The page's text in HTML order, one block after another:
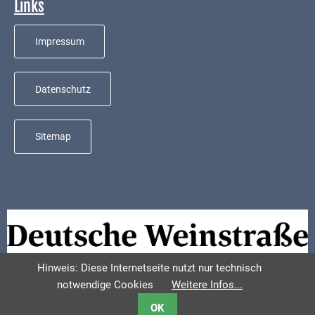
Infos
Elternausschuss
Links
Impressum
Datenschutz
Sitemap
Hinweis: Diese Internetseite nutzt nur technisch
notwendige Cookies
Weitere Infos...
OK